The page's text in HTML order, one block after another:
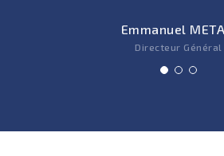
Emmanuel
Directeur Général